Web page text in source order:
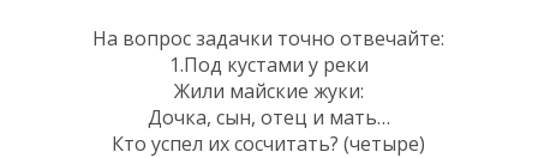
На вопрос задачки точно отвечайте:
1.Под кустами у реки
Жили майские жуки:
Дочка, сын, отец и мать…
Кто успел их сосчитать? (четыре)